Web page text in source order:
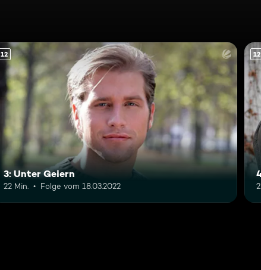
12
3: Unter Geiern
22 Min. Folge vom 18.03.2022
12